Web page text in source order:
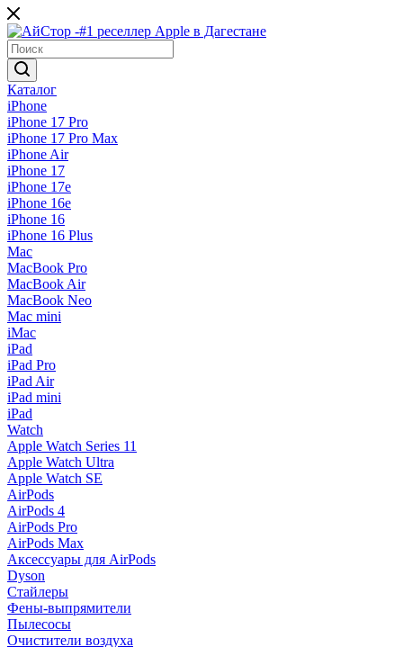
Каталог
iPhone
iPhone 17 Pro
iPhone 17 Pro Max
iPhone Air
iPhone 17
iPhone 17e
iPhone 16e
iPhone 16
iPhone 16 Plus
Mac
MacBook Pro
MacBook Air
MacBook Neo
Mac mini
iMac
iPad
iPad Pro
iPad Air
iPad mini
iPad
Watch
Apple Watch Series 11
Apple Watch Ultra
Apple Watch SE
AirPods
AirPods 4
AirPods Pro
AirPods Max
Аксессуары для AirPods
Dyson
Стайлеры
Фены-выпрямители
Пылесосы
Очистители воздуха